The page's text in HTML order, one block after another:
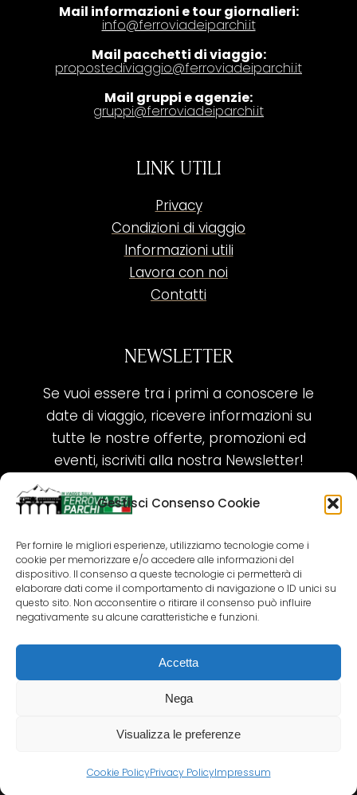
Gestisci Consenso Cookie
Per fornire le migliori esperienze, utilizziamo tecnologie come i
cookie per memorizzare e/o accedere alle informazioni del
dispositivo. Il consenso a queste tecnologie ci permetterà di
elaborare dati come il comportamento di navigazione o ID unici su
questo sito. Non acconsentire o ritirare il consenso può influire
negativamente su alcune caratteristiche e funzioni.
Accetta
Nega
Visualizza le preferenze
Cookie PolicyPrivacy PolicyImpressum
Mail informazioni e tour giornalieri:
info@ferroviadeiparchi.it
Mail pacchetti di viaggio:
propostediviaggio@ferroviadeiparchi.it
Mail gruppi e agenzie:
gruppi@ferroviadeiparchi.it
LINK UTILI
Privacy
Condizioni di viaggio
Informazioni utili
Lavora con noi
Contatti
NEWSLETTER
Se vuoi essere tra i primi a conoscere le
date di viaggio, ricevere informazioni su
tutte le nostre offerte, promozioni ed
eventi, iscriviti alla nostra Newsletter!
ISCRIVITI ORA!
SEGUICI SUI NOSTRI SOCIAL
COPYRIGHT 2018-2025 PALLENIUM TOURISM
SRL
AGENZIA VIAGGI E TOUR OPERATOR – P.IVA: